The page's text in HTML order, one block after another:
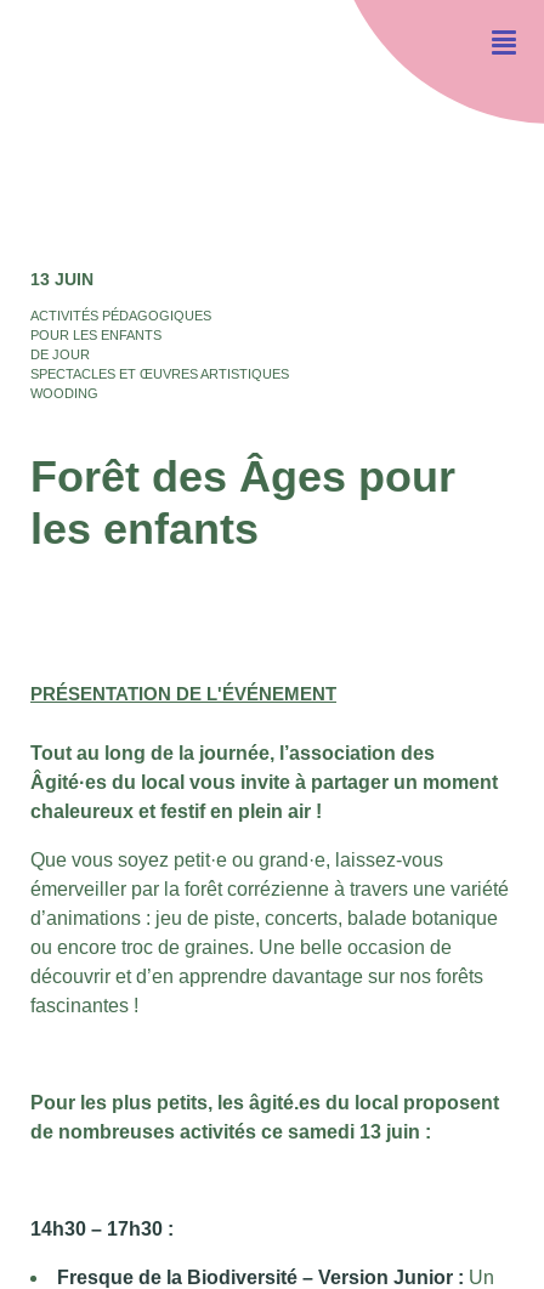
13 JUIN
ACTIVITÉS PÉDAGOGIQUES
POUR LES ENFANTS
DE JOUR
SPECTACLES ET ŒUVRES ARTISTIQUES
WOODING
Forêt des Âges pour
les enfants
PRÉSENTATION DE L'ÉVÉNEMENT
Tout au long de la journée, l’association des
Âgité·es du local vous invite à partager un moment
chaleureux et festif en plein air !
Que vous soyez petit·e ou grand·e, laissez-vous
émerveiller par la forêt corrézienne à travers une variété
d’animations : jeu de piste, concerts, balade botanique
ou encore troc de graines. Une belle occasion de
découvrir et d’en apprendre davantage sur nos forêts
fascinantes !
Pour les plus petits, les âgité.es du local proposent
de nombreuses activités ce samedi 13 juin :
14h30 – 17h30 :
Fresque de la Biodiversité – Version Junior : Un